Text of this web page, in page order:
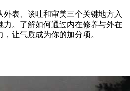
外表、谈吐和审美三个关键地方入
力。了解如何通过内在修养与外在
让气质成为你的加分项。